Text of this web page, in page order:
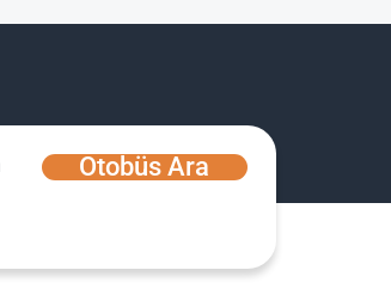
Otobüs Ara